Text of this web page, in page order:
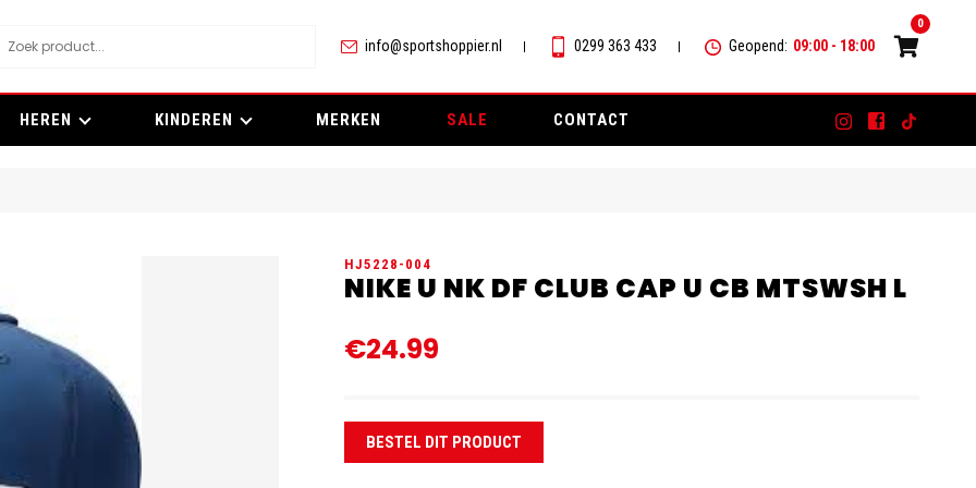
info@sportshoppier.nl 0299 363 433 Geopend: 09:00 - 18:00
0
HEREN KINDEREN MERKEN SALE CONTACT
HJ5228-004
NIKE U NK DF CLUB CAP U CB MTSWSH L
€24.99
BESTEL DIT PRODUCT